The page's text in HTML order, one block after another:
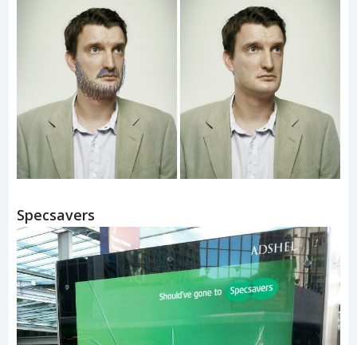
Specsavers